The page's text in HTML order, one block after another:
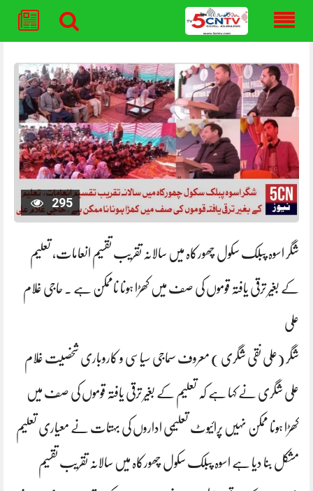
content
295
شگر اسوہ پبلک سکول چھورکاہ میں سالانہ تقریب تقسیم انعامات، تعلیم
کے بغیر ترقی یافتہ قوموں کی صف میں کھڑا ہونا ناممکن ہے ۔ حاجی غلام
علی
شگر (علی نقی شگری ) معروف سماجی سیاسی و کاروباری شخصیت غلام
علی شگری نے کہا ہے کہ تعلیم کے بغیر ترقی یافتہ قوموں کی صف میں
کھڑا ہونا ممکن نہیں پرائیوٹ تعلیمی اداروں کی بہتات نے معیاری تعلیم
مشکل بنا دیا ہے اسوہ پبلک سکول چھورکاہ میں سالانہ تقریب تقسیم